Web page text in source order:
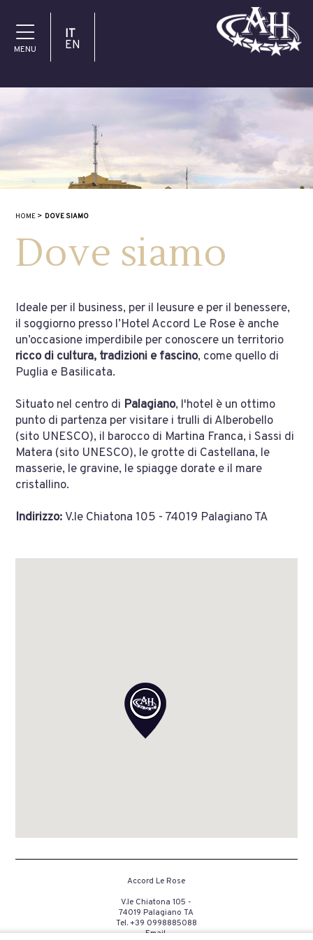
MENU
IT
EN
HOME DOVE SIAMO
Dove siamo
Ideale per il business, per il leusure e per il benessere,
il soggiorno presso l’Hotel Accord Le Rose è anche
un’occasione imperdibile per conoscere un territorio
ricco di cultura, tradizioni e fascino, come quello di
Puglia e Basilicata.
Situato nel centro di Palagiano, l'hotel è un ottimo
punto di partenza per visitare i trulli di Alberobello
(sito UNESCO), il barocco di Martina Franca, i Sassi di
Matera (sito UNESCO), le grotte di Castellana, le
masserie, le gravine, le spiagge dorate e il mare
cristallino.
Indirizzo: V.le Chiatona 105 - 74019 Palagiano TA
Accord Le Rose
V.le Chiatona 105 -
74019 Palagiano TA
Tel. +39 0998885088
Email.